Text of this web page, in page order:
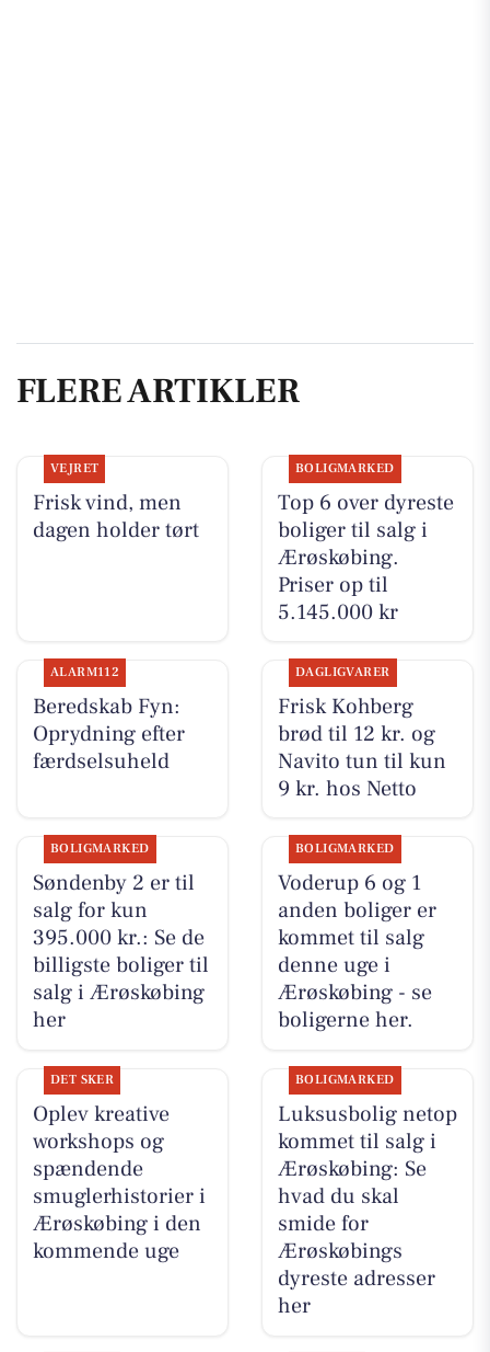
FLERE ARTIKLER
VEJRET
Frisk vind, men
dagen holder tørt
BOLIGMARKED
Top 6 over dyreste
boliger til salg i
Ærøskøbing.
Priser op til
5.145.000 kr
ALARM112
Beredskab Fyn:
Oprydning efter
færdselsuheld
DAGLIGVARER
Frisk Kohberg
brød til 12 kr. og
Navito tun til kun
9 kr. hos Netto
BOLIGMARKED
Søndenby 2 er til
salg for kun
395.000 kr.: Se de
billigste boliger til
salg i Ærøskøbing
her
BOLIGMARKED
Voderup 6 og 1
anden boliger er
kommet til salg
denne uge i
Ærøskøbing - se
boligerne her.
DET SKER
Oplev kreative
workshops og
spændende
smuglerhistorier i
Ærøskøbing i den
kommende uge
BOLIGMARKED
Luksusbolig netop
kommet til salg i
Ærøskøbing: Se
hvad du skal
smide for
Ærøskøbings
dyreste adresser
her